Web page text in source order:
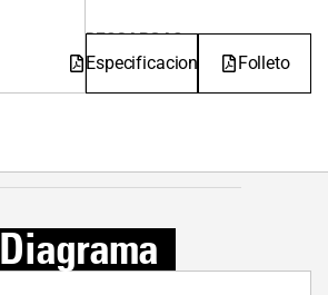
DESCARGAS
Especificaciones Folleto
Diagrama